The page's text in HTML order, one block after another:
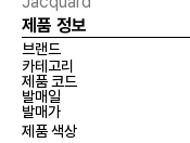
제품 정보
브랜드
카테고리
제품 코드
발매일
발매가
제품 색상